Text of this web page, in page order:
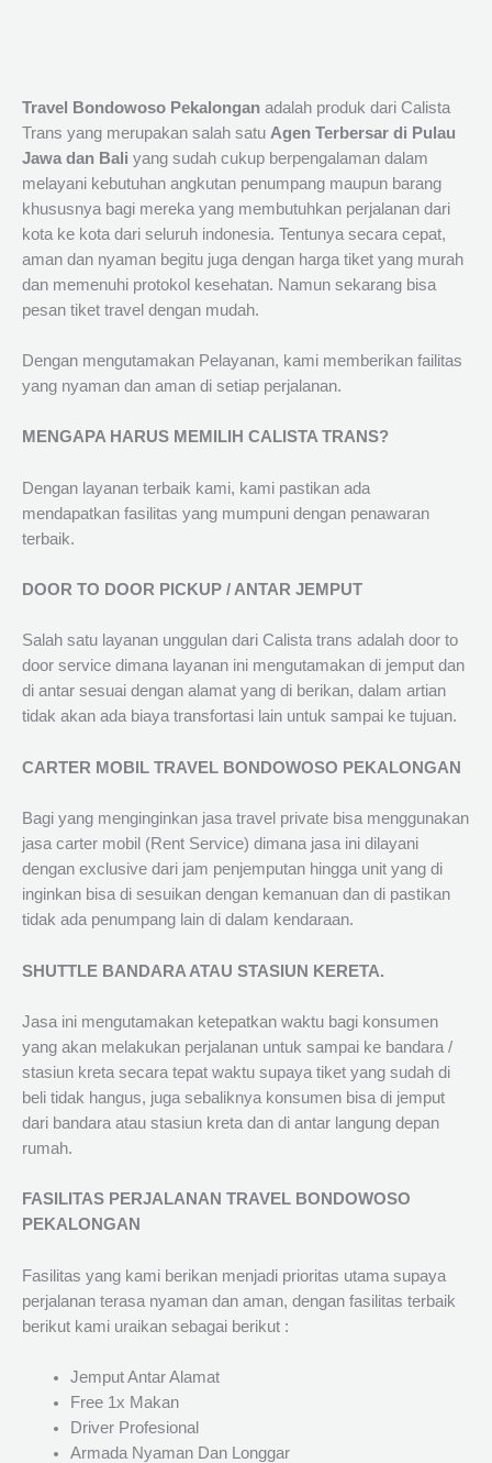
Travel Bondowoso Pekalongan adalah produk dari Calista
Trans yang merupakan salah satu Agen Terbersar di Pulau
Jawa dan Bali yang sudah cukup berpengalaman dalam
melayani kebutuhan angkutan penumpang maupun barang
khususnya bagi mereka yang membutuhkan perjalanan dari
kota ke kota dari seluruh indonesia. Tentunya secara cepat,
aman dan nyaman begitu juga dengan harga tiket yang murah
dan memenuhi protokol kesehatan. Namun sekarang bisa
pesan tiket travel dengan mudah.
Dengan mengutamakan Pelayanan, kami memberikan failitas
yang nyaman dan aman di setiap perjalanan.
MENGAPA HARUS MEMILIH CALISTA TRANS?
Dengan layanan terbaik kami, kami pastikan ada
mendapatkan fasilitas yang mumpuni dengan penawaran
terbaik.
DOOR TO DOOR PICKUP / ANTAR JEMPUT
Salah satu layanan unggulan dari Calista trans adalah door to
door service dimana layanan ini mengutamakan di jemput dan
di antar sesuai dengan alamat yang di berikan, dalam artian
tidak akan ada biaya transfortasi lain untuk sampai ke tujuan.
CARTER MOBIL TRAVEL BONDOWOSO PEKALONGAN
Bagi yang menginginkan jasa travel private bisa menggunakan
jasa carter mobil (Rent Service) dimana jasa ini dilayani
dengan exclusive dari jam penjemputan hingga unit yang di
inginkan bisa di sesuikan dengan kemanuan dan di pastikan
tidak ada penumpang lain di dalam kendaraan.
SHUTTLE BANDARA ATAU STASIUN KERETA.
Jasa ini mengutamakan ketepatkan waktu bagi konsumen
yang akan melakukan perjalanan untuk sampai ke bandara /
stasiun kreta secara tepat waktu supaya tiket yang sudah di
beli tidak hangus, juga sebaliknya konsumen bisa di jemput
dari bandara atau stasiun kreta dan di antar langung depan
rumah.
FASILITAS PERJALANAN TRAVEL BONDOWOSO
PEKALONGAN
Fasilitas yang kami berikan menjadi prioritas utama supaya
perjalanan terasa nyaman dan aman, dengan fasilitas terbaik
berikut kami uraikan sebagai berikut :
Jemput Antar Alamat
Free 1x Makan
Driver Profesional
Armada Nyaman Dan Longgar